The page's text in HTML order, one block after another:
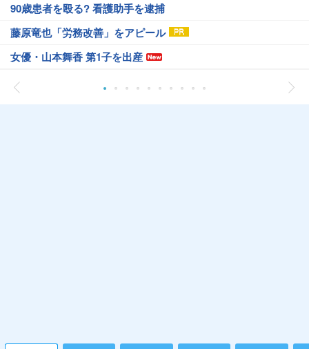
90歳患者を殴る? 看護助手を逮捕
藤原竜也「労務改善」をアピール
女優・山本舞香 第1子を出産